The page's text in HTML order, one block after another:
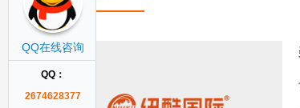
QQ在线咨询
QQ：
2674628377